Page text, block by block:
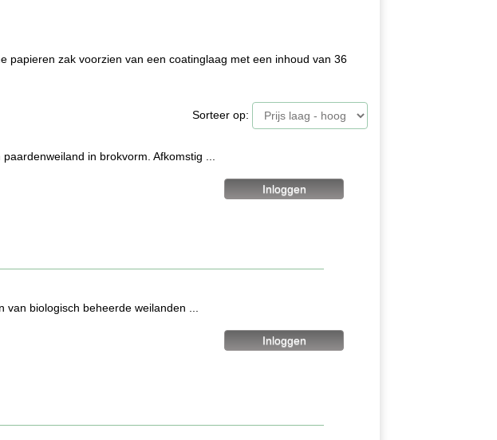
papieren zak voorzien van een coatinglaag met een inhoud van 36
Sorteer op:
in brokvorm. Afkomstig ...
van biologisch beheerde weilanden ...